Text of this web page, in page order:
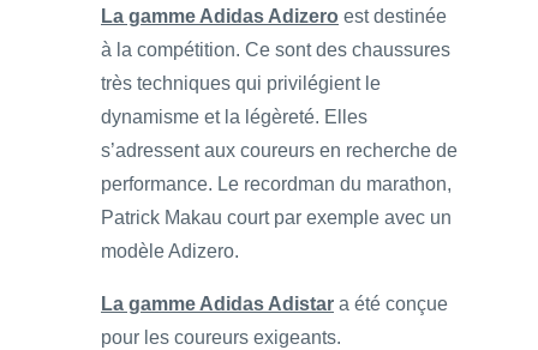
La gamme Adidas Adizero est destinée
à la compétition. Ce sont des chaussures
très techniques qui privilégient le
dynamisme et la légèreté. Elles
s’adressent aux coureurs en recherche de
performance. Le recordman du marathon,
Patrick Makau court par exemple avec un
modèle Adizero.
La gamme Adidas Adistar a été conçue
pour les coureurs exigeants.